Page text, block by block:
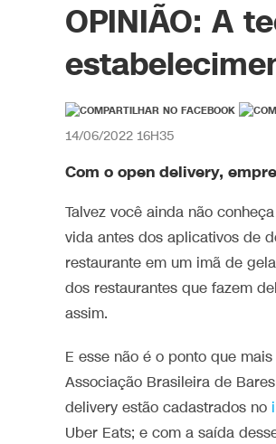
OPINIÃO: A
14/06/2022 16H35
Com o open delivery,
Talvez você ainda não
vida antes dos aplicativos de
restaurante em um imã de
dos restaurantes que fazem
assim.
E esse não é o ponto que
Associação Brasileira de
delivery estão cadastrados no
Uber Eats; e com a saída